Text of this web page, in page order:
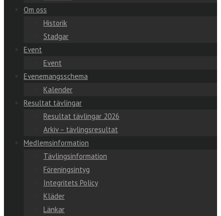
Om oss
Historik
Stadgar
Event
Event
Evenemangsschema
Kalender
Resultat tävlingar
Resultat tävlingar 2026
Arkiv – tävlingsresultat
Medlemsinformation
Tävlingsinformation
Föreningsintyg
Integritets Policy
Kläder
Länkar